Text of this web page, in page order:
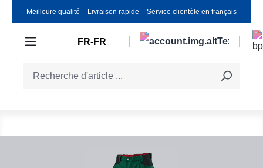
Passer au contenu principal
Meilleure qualité ‒ Livraison rapide ‒ Service clientèle en français
FR-FR